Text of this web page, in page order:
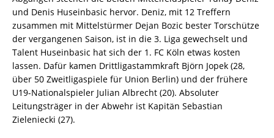
und Denis Huseinbasic hervor. Deniz, mit 12 Treffern
zusammen mit Mittelstürmer Dejan Bozic bester Torschütze
der vergangenen Saison, ist in die 3. Liga gewechselt und
Talent Huseinbasic hat sich der 1. FC Köln etwas kosten
lassen. Dafür kamen Drittligastammkraft Björn Jopek (28,
über 50 Zweitligaspiele für Union Berlin) und der frühere
U19-Nationalspieler Julian Albrecht (20). Absoluter
Leitungsträger in der Abwehr ist Kapitän Sebastian
Zieleniecki (27).